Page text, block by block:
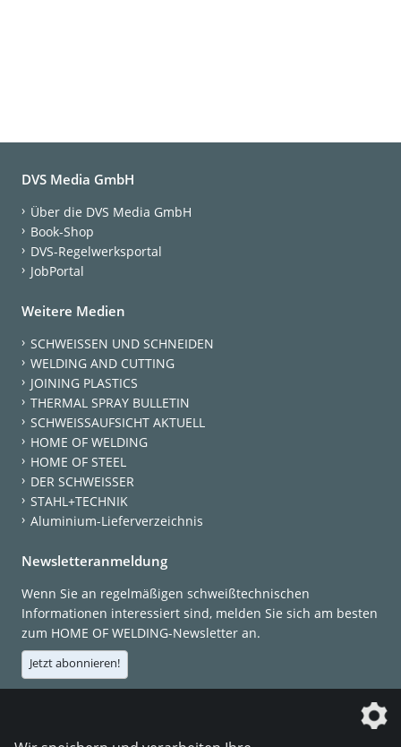
DVS Media GmbH
Über die DVS Media GmbH
Book-Shop
DVS-Regelwerksportal
JobPortal
Weitere Medien
SCHWEISSEN UND SCHNEIDEN
WELDING AND CUTTING
JOINING PLASTICS
THERMAL SPRAY BULLETIN
SCHWEISSAUFSICHT AKTUELL
HOME OF WELDING
HOME OF STEEL
DER SCHWEISSER
STAHL+TECHNIK
Aluminium-Lieferverzeichnis
Newsletteranmeldung
Wenn Sie an regelmäßigen schweißtechnischen
Informationen interessiert sind, melden Sie sich am besten
zum HOME OF WELDING-Newsletter an.
Jetzt abonnieren!
Die DVS Media GmbH ist ein Unternehmen der